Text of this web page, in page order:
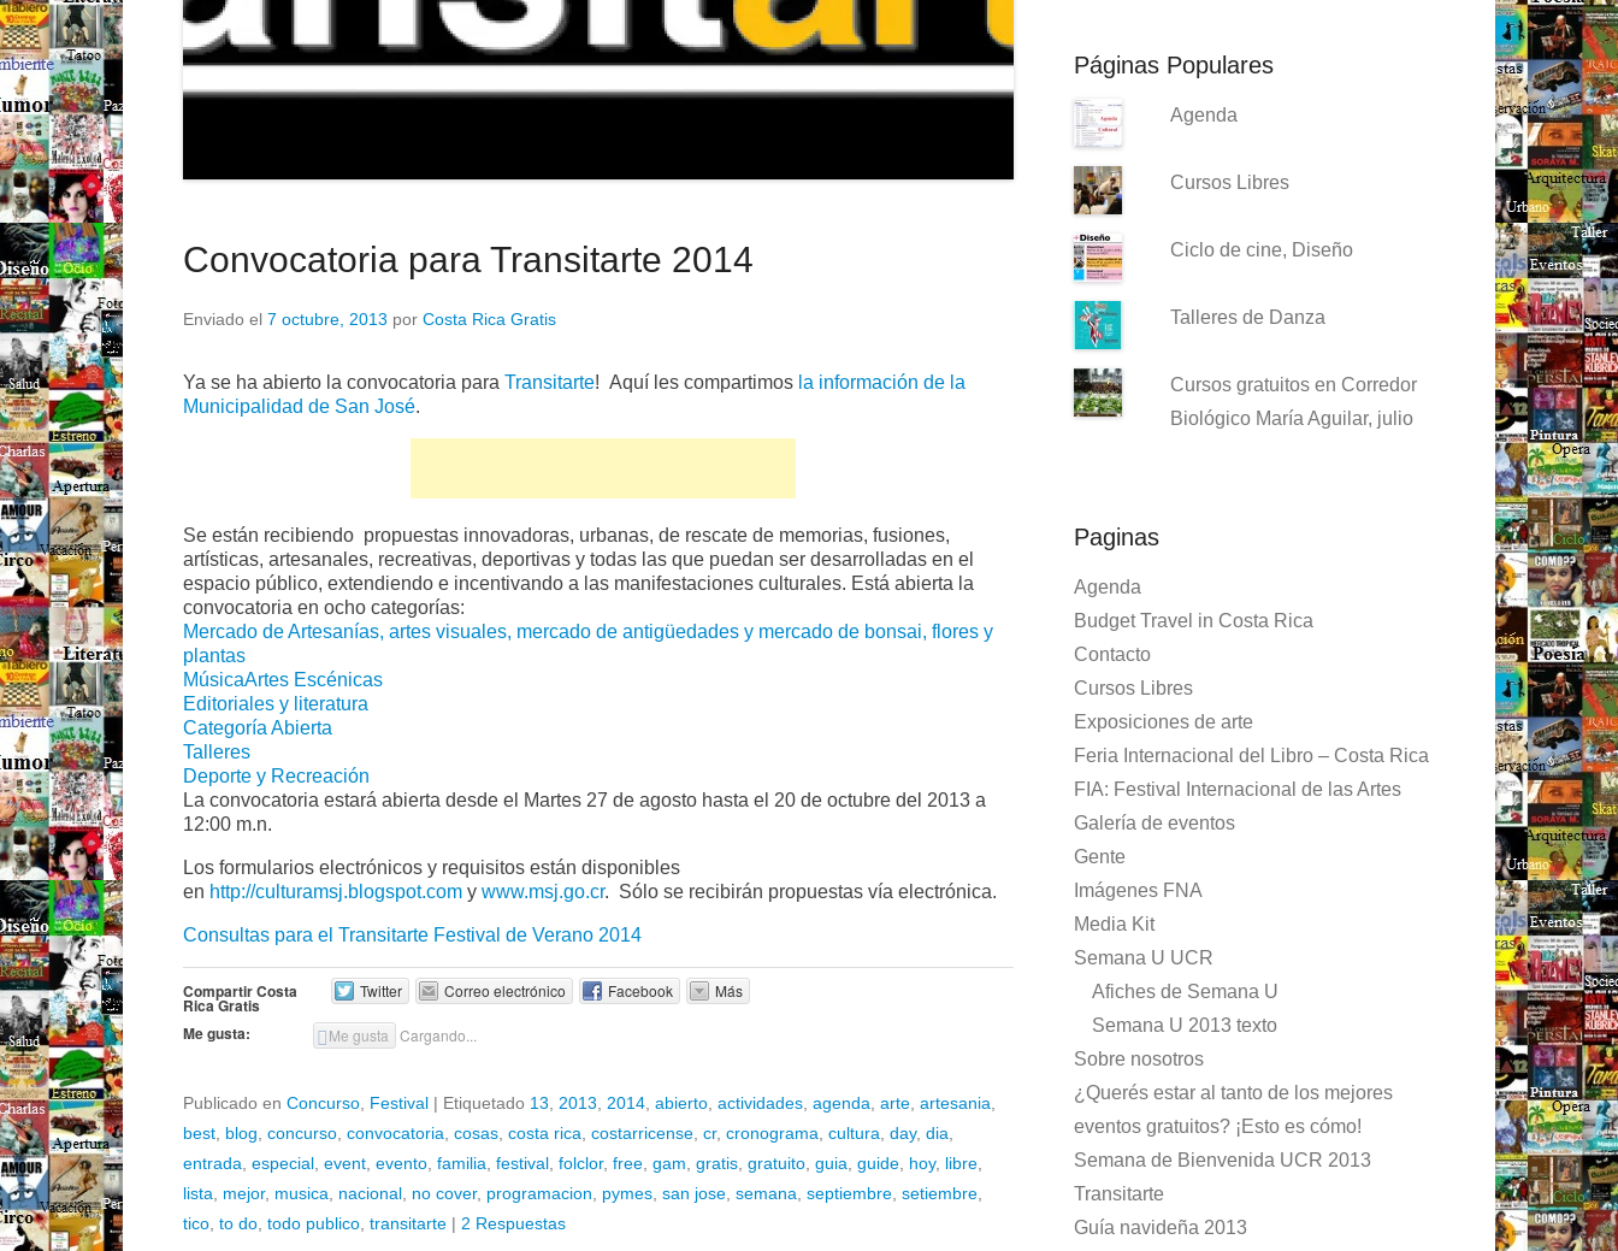
Convocatoria para Transitarte 2014
Enviado el 7 octubre, 2013 por Costa Rica Gratis
Ya se ha abierto la convocatoria para Transitarte! Aquí les compartimos la información de la
Municipalidad de San José.
Se están recibiendo propuestas innovadoras, urbanas, de rescate de memorias, fusiones,
artísticas, artesanales, recreativas, deportivas y todas las que puedan ser desarrolladas en el
espacio público, extendiendo e incentivando a las manifestaciones culturales. Está abierta la
convocatoria en ocho categorías:
Mercado de Artesanías, artes visuales, mercado de antigüedades y mercado de bonsai, flores y
plantas
MúsicaArtes Escénicas
Editoriales y literatura
Categoría Abierta
Talleres
Deporte y Recreación
La convocatoria estará abierta desde el Martes 27 de agosto hasta el 20 de octubre del 2013 a
12:00 m.n.
Los formularios electrónicos y requisitos están disponibles
en http://culturamsj.blogspot.com y www.msj.go.cr. Sólo se recibirán propuestas vía electrónica.
Consultas para el Transitarte Festival de Verano 2014
Compartir Costa
Rica Gratis
Twitter Correo electrónico Facebook Más
Me gusta: Me gusta Cargando...
Publicado en Concurso Festival | Etiquetado 13 2013 2014 abierto actividades agenda arte artesania
best blog concurso convocatoria cosas costa rica costarricense cr, cronograma cultura day, dia
entrada especial event evento familia festival folclor, free gam gratis gratuito guia guide hoy, libre
lista
mejor, musica nacional no cover, programacion pymes san jose semana septiembre setiembre
tico to do todo publico transitarte | 2 Respuestas
Páginas Populares
Agenda
Cursos Libres
Ciclo de cine, Diseño
Talleres de Danza
Cursos gratuitos en Corredor
Biológico María Aguilar, julio
Paginas
Agenda
Budget Travel in Costa Rica
Contacto
Cursos Libres
Exposiciones de arte
Feria Internacional del Libro – Costa Rica
FIA: Festival Internacional de las Artes
Galería de eventos
Gente
Imágenes FNA
Media Kit
Semana U UCR
Afiches de Semana U
Semana U 2013 texto
Sobre nosotros
¿Querés estar al tanto de los mejores
eventos gratuitos? ¡Esto es cómo!
Semana de Bienvenida UCR 2013
Transitarte
Guía navideña 2013